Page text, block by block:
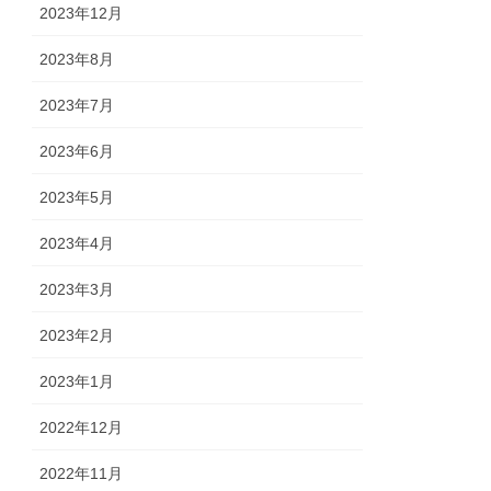
2023年12月
2023年8月
2023年7月
2023年6月
2023年5月
2023年4月
2023年3月
2023年2月
2023年1月
2022年12月
2022年11月